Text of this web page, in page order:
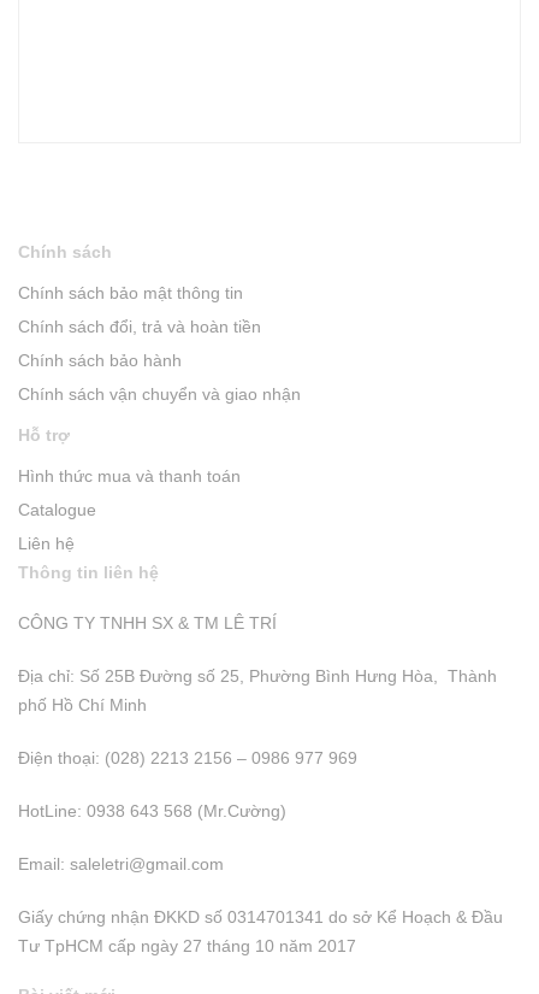
Chính sách
Chính sách bảo mật thông tin
Chính sách đổi, trả và hoàn tiền
Chính sách bảo hành
Chính sách vận chuyển và giao nhận
Hỗ trợ
Hình thức mua và thanh toán
Catalogue
Liên hệ
Thông tin liên hệ
CÔNG TY TNHH SX & TM LÊ TRÍ
Địa chỉ: Số 25B Đường số 25, Phường Bình Hưng Hòa, Thành
phố Hồ Chí Minh
Điện thoại: (028) 2213 2156 – 0986 977 969
HotLine: 0938 643 568 (Mr.Cường)
Email: saleletri@gmail.com
Giấy chứng nhận ĐKKD số 0314701341 do sở Kể Hoạch & Đầu
Tư TpHCM cấp ngày 27 tháng 10 năm 2017